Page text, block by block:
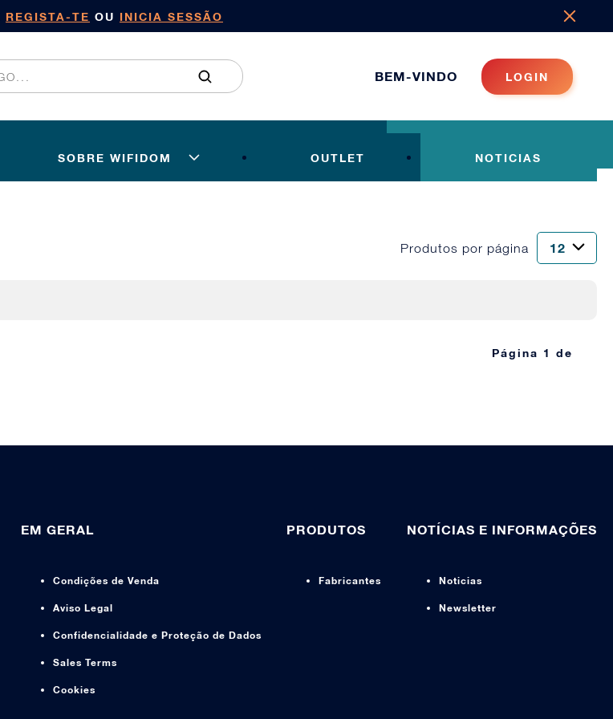
REGISTA-TE OU INICIA SESSÃO
BEM-VINDO LOGIN
SOBRE WIFIDOM OUTLET NOTICIAS
Produtos por página
Página 1 de
EM GERAL
Condições de Venda
Aviso Legal
Confidencialidade e Proteção de Dados
Sales Terms
Cookies
PRODUTOS
Fabricantes
NOTÍCIAS E INFORMAÇÕES
Noticias
Newsletter